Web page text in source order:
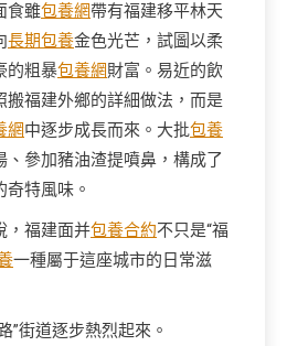
食雖包養網帶有福建移平林天
長期包養金色光芒，試圖以柔
的粗暴包養網財富。易近的飲
搬福建外鄉的詳細做法，而是
網中逐步成長而來。大批包養
、參加豬油渣提噴鼻，構成了
特風味。
，福建面并包養合約不只是“福
一種屬于這座城市的日常滋
”街道逐步熱烈起來。